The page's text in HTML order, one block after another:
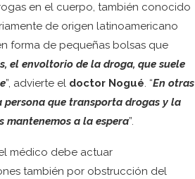
en el cuerpo, también conocido
de origen latinoamericano
forma de pequeñas bolsas que
el envoltorio de la droga, que suele
”, advierte el doctor Nogué. “En otras
que transporta drogas y la
mantenemos a la espera”.
médico debe actuar
también por obstrucción del